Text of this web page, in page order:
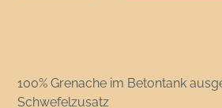
100% Grenache im Betontank
Schwefelzusatz